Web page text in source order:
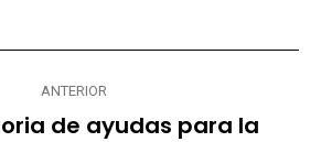
ANTERIOR
de ayudas para la